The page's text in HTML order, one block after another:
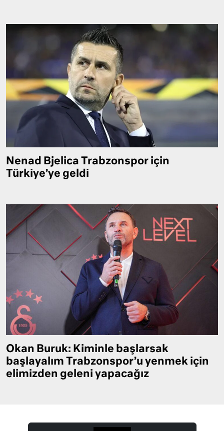
Nenad Bjelica Trabzonspor için
Türkiye’ye geldi
Okan Buruk: Kiminle başlarsak
başlayalım Trabzonspor’u yenmek için
elimizden geleni yapacağız